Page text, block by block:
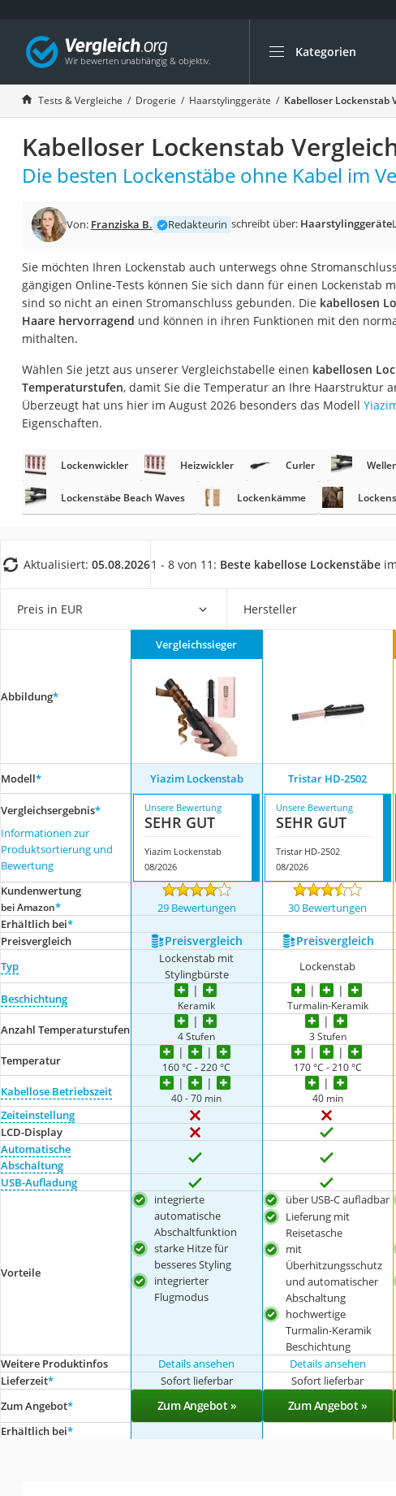
Kategorien
Die beliebtesten
Drogerie
Inhalator
Haarschneider
Rollator
Katzenklappe (Chip)
Masturbator
Massagepistole
Epilierer
Eiweißpulver
Magnesiumpräparat
Nackenmassagegerät
Zeckenschutz Katze
leichter Haartrockner
Schildkrötenhaus
Massagegerät
Service
Tests & Vergleiche Drogerie Haarstylinggeräte Kabelloser Lockenstab
Kabelloser Lockenstab
Die besten Lockenstäbe ohne Kabel im
Von: Franziska B. Redakteurin schreibt über: Haarstylinggeräte
Sie möchten Ihren Lockenstab auch unterwegs ohne
gängigen Online-Tests können Sie sich dann für einen Lockenstab
sind so nicht an einen Stromanschluss gebunden. Die kabellosen
Haare hervorragend und können in ihren Funktionen mit den
mithalten.
Wählen Sie jetzt aus unserer Vergleichstabelle einen kabellosen
Temperaturstufen, damit Sie die Temperatur an Ihre Haarstruktur
Überzeugt hat uns hier im August 2026 besonders das Modell
Eigenschaften.
Lockenwickler Heizwickler Curler
Lockenstäbe Beach Waves Lockenkämme
Aktualisiert: 05.08.20261 - 8 von 11: Beste kabellose Lockenstäbe
Preis in EUR Hersteller
Abbildung*
Vergleichssieger
Modell* Yiazim Lockenstab Tristar ‎HD-2502
Vergleichsergebnis*
Informationen zur
Produktsortierung und
Bewertung
Unsere Bewertung
SEHR GUT
Yiazim Lockenstab
08/2026
Unsere Bewertung
SEHR GUT
Tristar ‎HD-2502
08/2026
Kundenwertung
bei Amazon* 29 Bewertungen 30 Bewertungen
Erhältlich bei*
Preis­vergleich
Preis­vergleich Preis­vergleich
Typ
Lockenstab mit
Stylingbürste
Lockenstab
Beschichtung
Keramik Turmalin-Keramik
Anzahl Temperaturstufen 4 Stufen 3 Stufen
Temperatur 160 °C - 220 °C 170 °C - 210 °C
Kabellose Betriebszeit 40 - 70 min 40 min
Zeiteinstellung
LCD-Display
Automatische
Abschaltung
USB-Aufladung
Vorteile
integrierte
automatische
Abschaltfunktion
starke Hitze für
besseres Styling
integrierter
Flugmodus
über USB-C aufladbar
Lieferung mit
Reisetasche
mit
Überhitzungsschutz
und automatischer
Abschaltung
hochwertige
Turmalin-Keramik
Beschichtung
Weitere Produktinfos Details ansehen Details ansehen
Lieferzeit* Sofort lieferbar Sofort lieferbar
Zum Angebot* Zum Angebot » Zum Angebot »
Erhältlich bei*